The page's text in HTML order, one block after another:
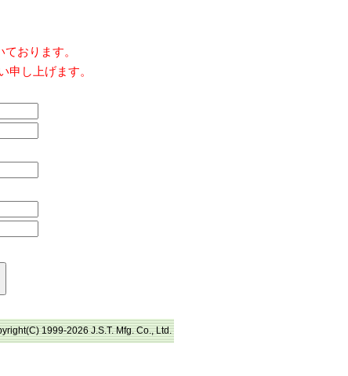
おります。
申し上げます。
1999-2026 J.S.T. Mfg. Co., Ltd.